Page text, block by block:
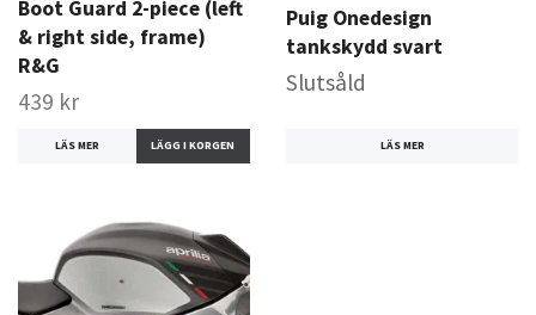
Boot Guard 2-piece (left
& right side, frame)
R&G
439 kr
LÄS MER
Puig Onedesign
tankskydd svart
Slutsåld
LÄS MER